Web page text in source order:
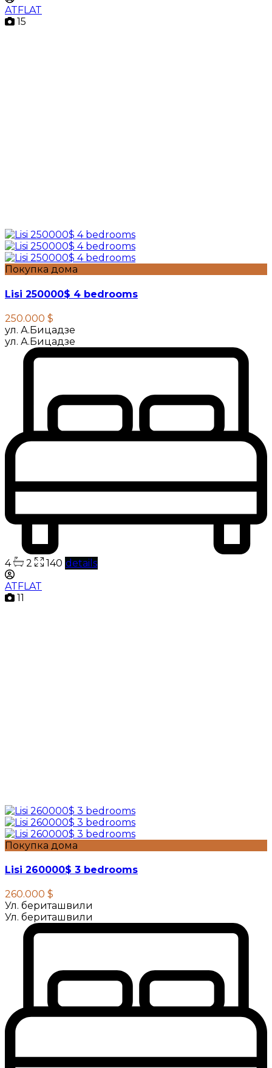
ATFLAT
15
Покупка дома
Lisi 250000$ 4 bedrooms
250.000 $
ул. А.Бицадзе
ул. А.Бицадзе
4 2 140 details
ATFLAT
11
Покупка дома
Lisi 260000$ 3 bedrooms
260.000 $
Ул. бериташвили
Ул. бериташвили